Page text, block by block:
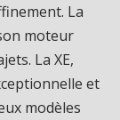
La
moteur
La XE,
et
modèles